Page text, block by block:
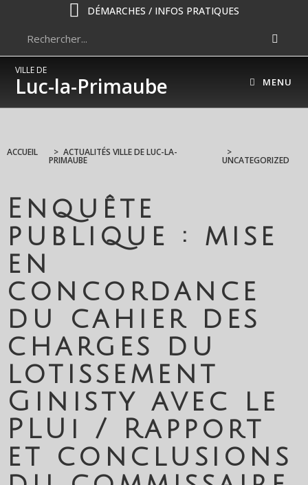
DÉMARCHES / INFOS PRATIQUES
VILLE DE
Luc-la-Primaube MENU
ACCUEIL > ACTUALITÉS VILLE DE LUC-LA-
PRIMAUBE
>
UNCATEGORIZED
Enquête
publique : mise
en
concordance
du cahier des
charges du
lotissement
Ginisty avec le
PLUi / Rapport
et conclusions